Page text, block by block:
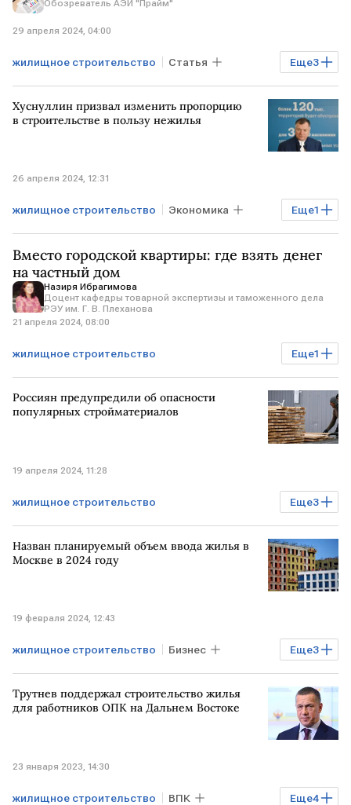
Обозреватель АЭИ "Прайм"
29 апреля 2024, 04:00
Еще3
жилищное строительство Статья
строительство строительство жилья
Частные дома
Хуснуллин призвал изменить пропорцию
в строительстве в пользу нежилья
26 апреля 2024, 12:31
Еще1
жилищное строительство Экономика
Марат Хуснуллин
Вместо городской квартиры: где взять денег
на частный дом
Назиря Ибрагимова
Доцент кафедры товарной экспертизы и таможенного дела
РЭУ им. Г. В. Плеханова
21 апреля 2024, 08:00
Еще1
жилищное строительство
Мнения аналитиков
Россиян предупредили об опасности
популярных стройматериалов
19 апреля 2024, 11:28
Еще3
жилищное строительство
стройматериалы
строительство жилья
Назван планируемый объем ввода жилья в
Москве в 2024 году
19 февраля 2024, 12:43
Еще3
жилищное строительство Бизнес
Недвижимость жилье МОСКВА
Трутнев поддержал строительство жилья
для работников ОПК на Дальнем Востоке
23 января 2023, 14:30
Еще4
жилищное строительство ВПК